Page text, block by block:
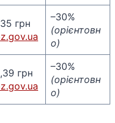
грн​
–30%
(орієнтовн
о)
грн​
–30%
(орієнтовн
о)